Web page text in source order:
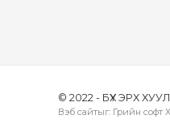
© 2022 - БҮХ ЭРХ
Вэб сайтыг: Грийн софт